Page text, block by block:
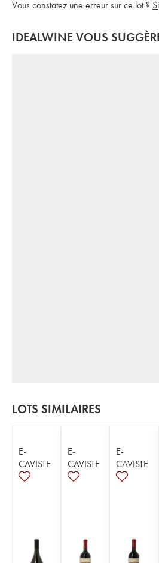
Vous constatez une erreur sur ce lot ?
IDEALWINE VOUS
LOTS SIMILAIRES
E-
CAVISTE
E-
CAVISTE
E-
CAVISTE